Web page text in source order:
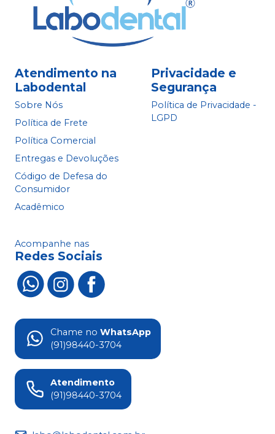
Atendimento na
Labodental
Sobre Nós
Política de Frete
Política Comercial
Entregas e Devoluções
Código de Defesa do
Consumidor
Acadêmico
Privacidade e
Segurança
Política de Privacidade -
LGPD
Acompanhe nas
Redes Sociais
Chame no WhatsApp
(91)98440-3704
Atendimento
(91)98440-3704